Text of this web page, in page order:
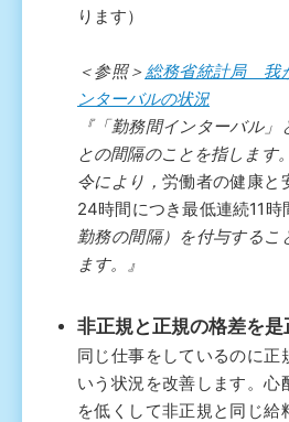
ります）
＜参照＞総務省統計局 我
ンターバルの状況
『「勤務間インターバル
との間隔のことを指します。
令により， 労働者の健康と
24時間につき最低連続11時
勤務の間隔）を付与するこ
ます。』
非正規と正規の格差を是
同じ仕事をしているのに正
いう状況を改善します。心
を低くして非正規と同じ給